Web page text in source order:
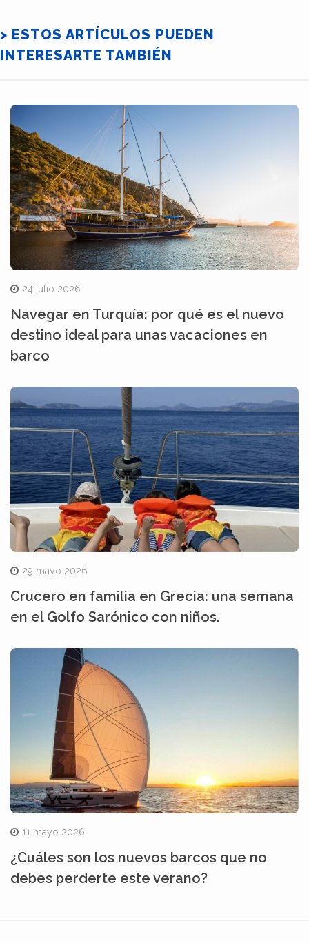
> ESTOS ARTÍCULOS PUEDEN
INTERESARTE TAMBIÉN
24 julio 2026
Navegar en Turquía: por qué es el nuevo
destino ideal para unas vacaciones en
barco
29 mayo 2026
Crucero en familia en Grecia: una semana
en el Golfo Sarónico con niños.
11 mayo 2026
¿Cuáles son los nuevos barcos que no
debes perderte este verano?